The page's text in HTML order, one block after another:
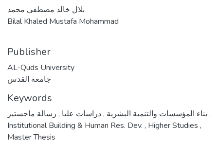
بلال خالد مصطفى محمد
Bilal Khaled Mustafa Mohammad
Publisher
AL-Quds University
جامعة القدس
Keywords
بناء المؤسسات والتنمية البشرية ,دراسات عليا ,
,
Institutional Building & Human Res. Dev. , Higher Studies ,
Master Thesis